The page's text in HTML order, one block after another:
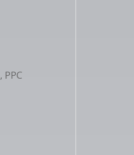
, PPC